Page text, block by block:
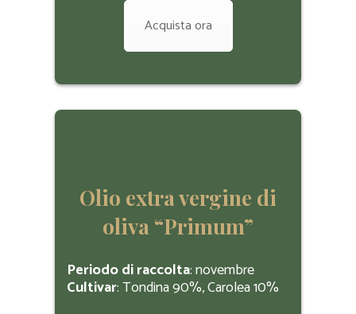
Acquista ora
Olio extra vergine di
oliva “Primum”
Periodo di raccolta: novembre
Cultivar: Tondina 90%, Carolea 10%